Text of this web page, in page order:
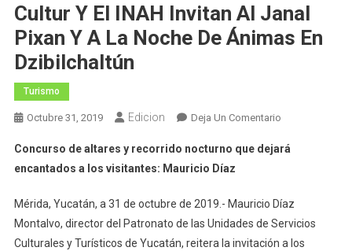
Cultur Y El INAH Invitan Al Janal
Pixan Y A La Noche De Ánimas En
Dzibilchaltún
Turismo
Octubre 31, 2019 Edicion Deja Un ComentarioEn
Y
Invitan
Al
Janal
Concurso de altares y recorrido nocturno que dejará
encantados a los visitantes: Mauricio Díaz
Mérida, Yucatán, a 31 de octubre de 2019.- Mauricio Díaz
Montalvo, director del Patronato de las Unidades de Servicios
Culturales y Turísticos de Yucatán, reitera la invitación a los